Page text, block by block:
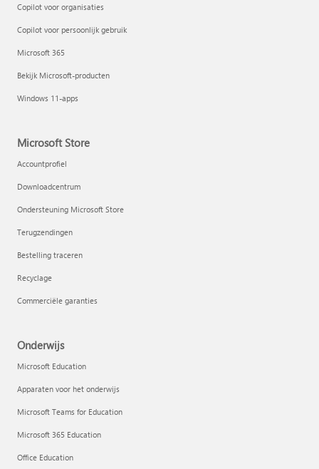
Copilot voor organisaties
Copilot voor persoonlijk gebruik
Microsoft 365
Bekijk Microsoft-producten
Windows 11-apps
Microsoft Store
Accountprofiel
Downloadcentrum
Ondersteuning Microsoft Store
Terugzendingen
Bestelling traceren
Recyclage
Commerciële garanties
Onderwijs
Microsoft Education
Apparaten voor het onderwijs
Microsoft Teams for Education
Microsoft 365 Education
Office Education